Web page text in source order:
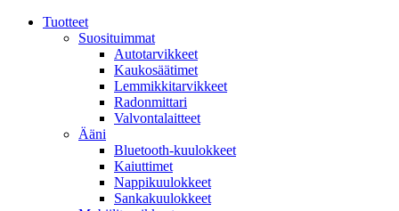
Tuotteet
Suosituimmat
Autotarvikkeet
Kaukosäätimet
Lemmikkitarvikkeet
Radonmittari
Valvontalaitteet
Ääni
Bluetooth-kuulokkeet
Kaiuttimet
Nappikuulokkeet
Sankakuulokkeet